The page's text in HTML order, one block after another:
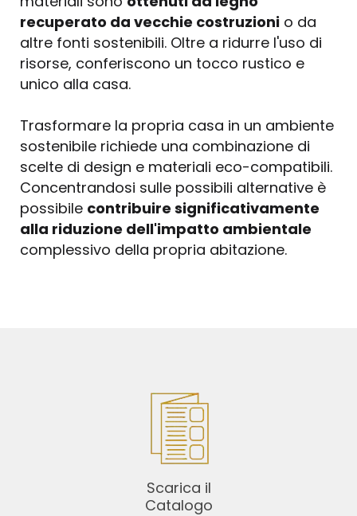
recuperato da vecchie costruzioni o da
altre fonti sostenibili. Oltre a ridurre l'uso di
risorse, conferiscono un tocco rustico e
unico alla casa.
Trasformare la propria casa in un ambiente
sostenibile richiede una combinazione di
scelte di design e materiali eco-compatibili.
Concentrandosi sulle possibili alternative è
possibile contribuire significativamente
alla riduzione dell'impatto ambientale
complessivo della propria abitazione.
Scarica il
Catalogo